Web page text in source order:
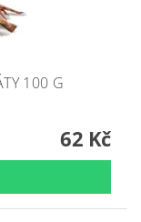
100 G
62 Kč